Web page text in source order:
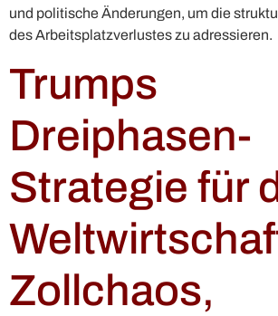
und politische Änderungen, um die
des Arbeitsplatzverlustes zu adressieren.
Trumps
Dreiphasen-
Strategie für
Zollchaos,